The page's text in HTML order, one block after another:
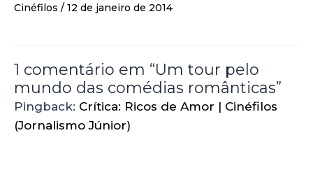
Cinéfilos / 12 de janeiro de 2014
1 comentário em “Um tour pelo
mundo das comédias românticas”
Pingback: Crítica: Ricos de Amor | Cinéfilos
(Jornalismo Júnior)